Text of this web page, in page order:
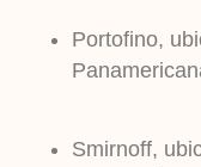
Portofino,
Smirnoff,